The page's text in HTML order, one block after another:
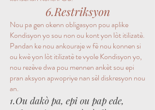
6.Restriksyon
Nou pa gen okenn obligasyon pou aplike
Kondisyon yo sou non ou kont yon lòt itilizatè.
Pandan ke nou ankouraje w fè nou konnen si
ou kwè yon lòt itilizatè te vyole Kondisyon yo,
nou rezève dwa pou mennen ankèt sou epi
pran aksyon apwopriye nan sèl diskresyon nou
an.
1.Ou dakò pa, epi ou pap ede,